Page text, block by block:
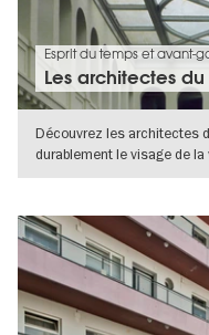
Esprit du temps et avant-
Les architectes
Découvrez les architectes
durablement le visage de la